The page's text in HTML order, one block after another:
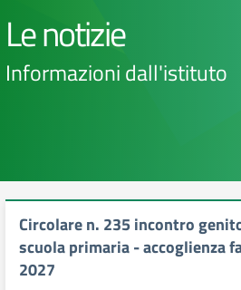
Le notizie
Informazioni dall'istituto
Circolare n. 235 incontro
scuola primaria - accoglienza
2027